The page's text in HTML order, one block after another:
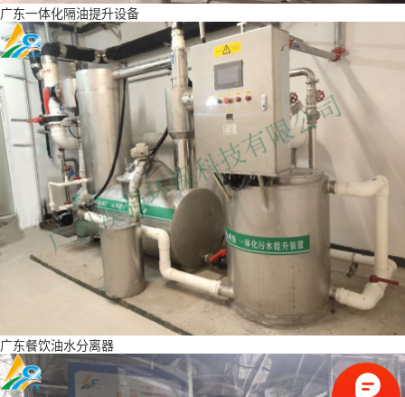
广东一体化隔油提升设备
广东餐饮油水分离器